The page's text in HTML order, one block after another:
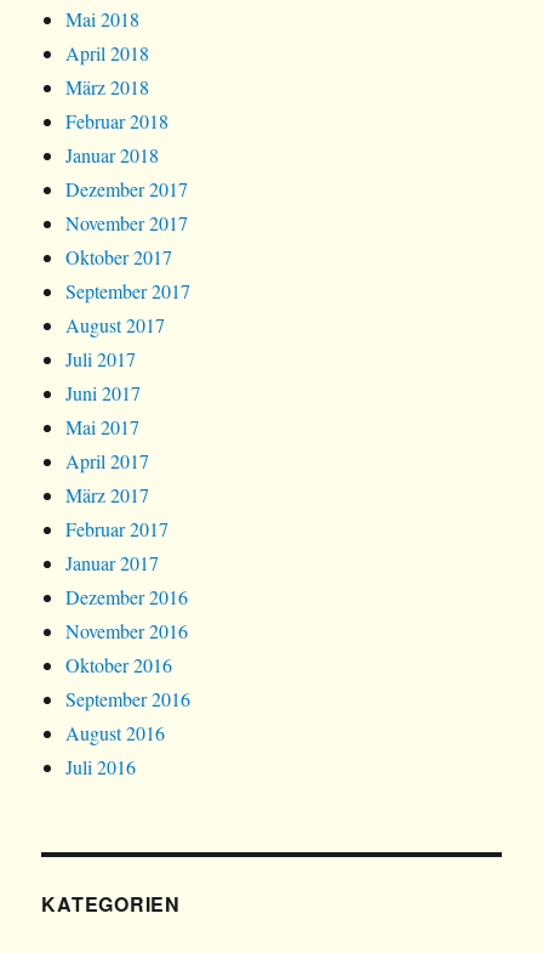
Mai 2018
April 2018
März 2018
Februar 2018
Januar 2018
Dezember 2017
November 2017
Oktober 2017
September 2017
August 2017
Juli 2017
Juni 2017
Mai 2017
April 2017
März 2017
Februar 2017
Januar 2017
Dezember 2016
November 2016
Oktober 2016
September 2016
August 2016
Juli 2016
KATEGORIEN